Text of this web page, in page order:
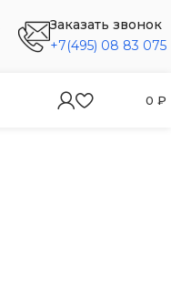
Заказать звонок
+7(495) 08 83 075
0 ₽